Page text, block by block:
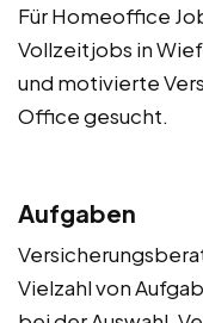
Für Homeoffice
Vollzeitjobs in
und motivierte
Office gesucht.
Aufgaben
Vielzahl von